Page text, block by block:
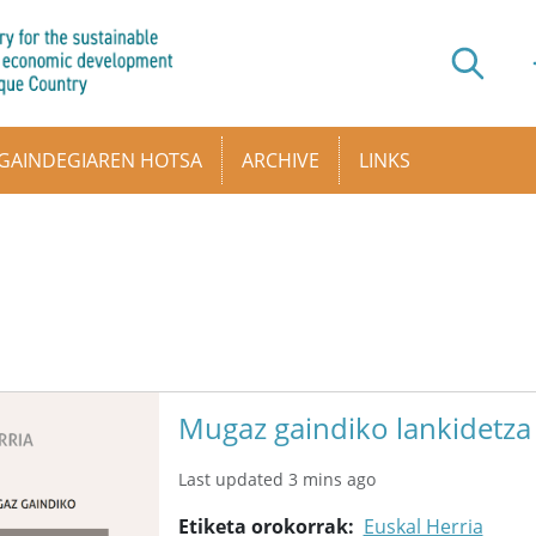
HOTSA ARCHIVE LINKS
Mugaz gaindiko lankidetza
Last updated 3 mins ago
Etiketa orokorrak
Euskal Herria